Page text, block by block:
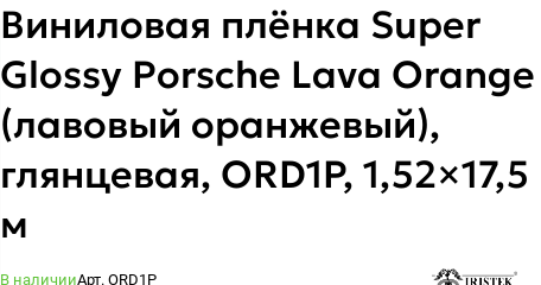
Виниловая плёнка Super
Glossy Porsche Lava Orange
(лавовый оранжевый),
глянцевая, ORD1P, 1,52×17,5
м
В наличииАрт. ORD1P